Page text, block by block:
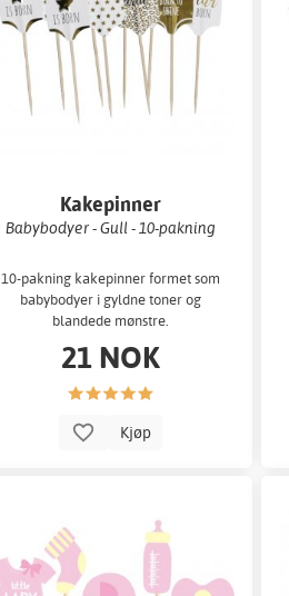
Kakepinner
Babybodyer - Gull - 10-pakning
10-pakning kakepinner formet som
babybodyer i gyldne toner og
blandede mønstre.
21 NOK
Kjøp